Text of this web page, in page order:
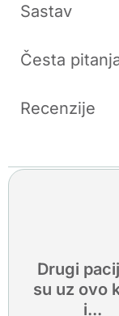
Sastav
Česta
Recenzije
Drugi
su uz ovo
i...